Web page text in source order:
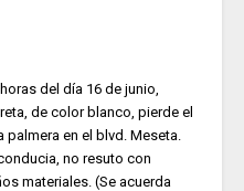
del día 16 de junio,
de color blanco, pierde el
en el blvd. Meseta.
no resuto con
materiales. (Se acuerda